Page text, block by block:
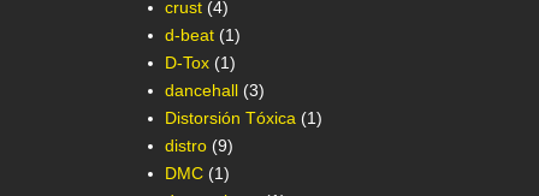
crust (4)
d-beat (1)
D-Tox (1)
dancehall (3)
Distorsión Tóxica (1)
distro (9)
DMC (1)